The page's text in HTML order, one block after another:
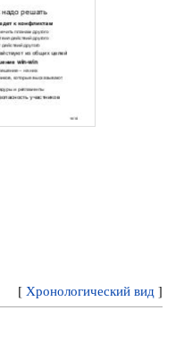
[ Хронологический вид ]